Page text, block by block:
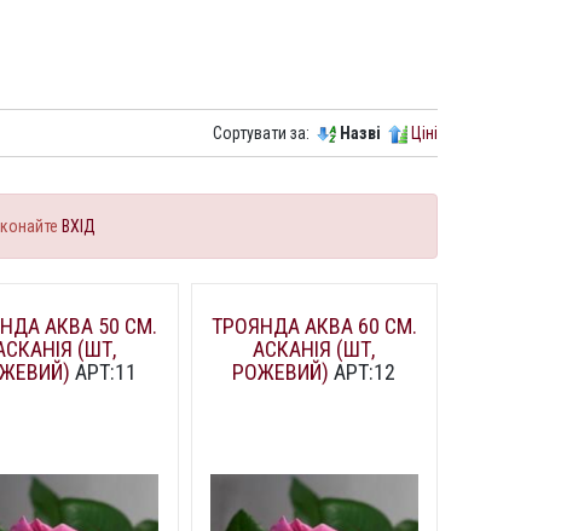
Сортувати за: Назві Ціні
ВХІД
АКВА 50 СМ.
(ШТ,
АРТ:11
ТРОЯНДА АКВА 60 СМ.
АСКАНІЯ (ШТ,
РОЖЕВИЙ) АРТ:12